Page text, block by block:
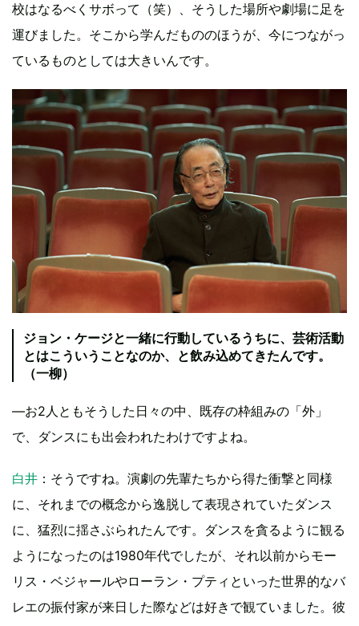
校はなるべくサボって（笑）、そうした場所や劇場に足を
運びました。そこから学んだもののほうが、今につながっ
ているものとしては大きいんです。
ジョン・ケージと一緒に行動しているうちに、芸術活動
とはこういうことなのか、と飲み込めてきたんです。
（一柳）
—お2人ともそうした日々の中、既存の枠組みの「外」
で、ダンスにも出会われたわけですよね。
白井 ：そうですね。演劇の先輩たちから得た衝撃と同様
に、それまでの概念から逸脱して表現されていたダンス
に、猛烈に揺さぶられたんです。ダンスを貪るように観る
ようになったのは1980年代でしたが、それ以前からモー
リス・ベジャールやローラン・プティといった世界的なバ
レエの振付家が来日した際などは好きで観ていました。彼